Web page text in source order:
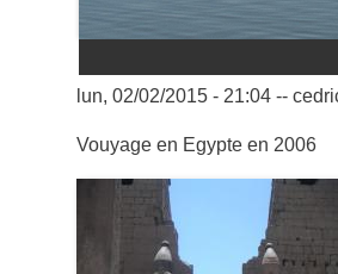
lun, 02/02/2015 - 21:04--
Vouyage en Egypte en 2006